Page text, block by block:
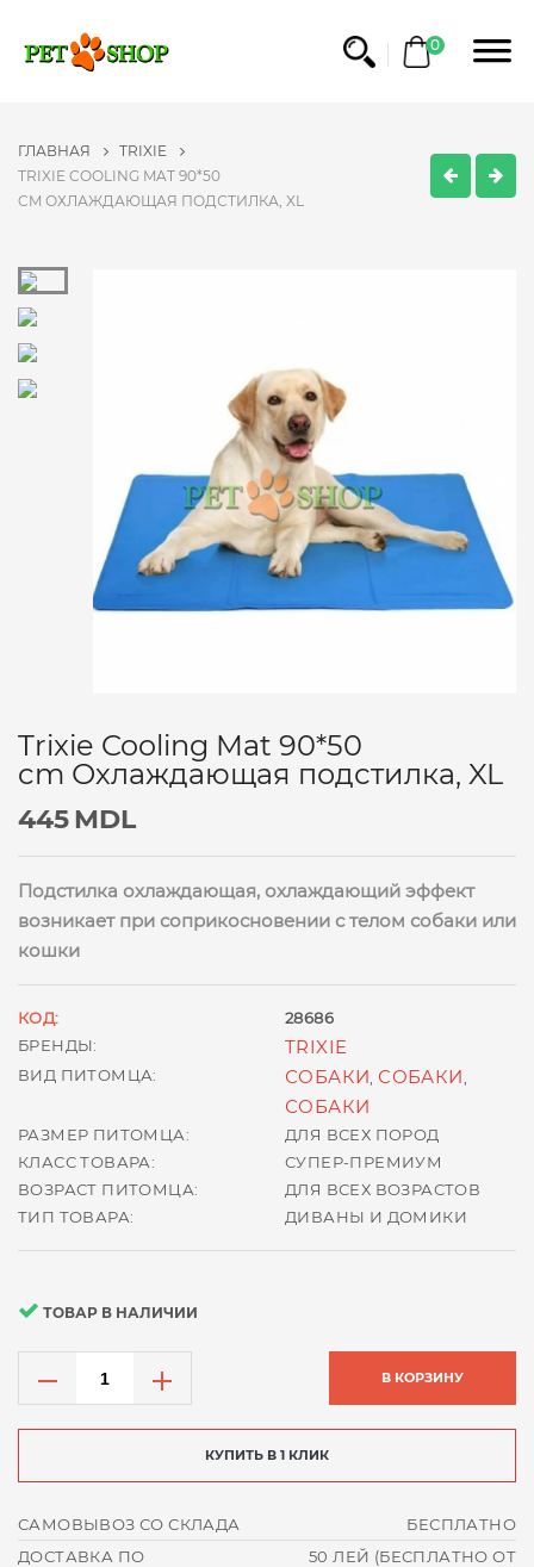
0
ГЛАВНАЯ
TRIXIE
TRIXIE COOLING MAT 90*50
CM ОХЛАЖДАЮЩАЯ ПОДСТИЛКА, XL
Trixie Cooling Mat 90*50
cm Охлаждающая подстилка, XL
445MDL
Подстилка охлаждающая, охлаждающий эффект
возникает при соприкосновении с телом собаки или
кошки
КОД:
28686
БРЕНДЫ:
TRIXIE
ВИД ПИТОМЦА: СОБАКИ СОБАКИ
СОБАКИ
РАЗМЕР ПИТОМЦА:
ДЛЯ ВСЕХ ПОРОД
КЛАСС ТОВАРА:
СУПЕР-ПРЕМИУМ
ВОЗРАСТ ПИТОМЦА:
ДЛЯ ВСЕХ ВОЗРАСТОВ
ТИП ТОВАРА:
ДИВАНЫ И ДОМИКИ
ТОВАР В НАЛИЧИИ
В КОРЗИНУ
КУПИТЬ В 1 КЛИК
САМОВЫВОЗ СО СКЛАДА
БЕСПЛАТНО
ДОСТАВКА ПО
50 ЛЕЙ (БЕСПЛАТНО ОТ